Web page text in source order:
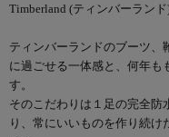
Timberland (ティンバーランド
ティンバーランドのブーツ、
に過ごせる一体感と、何年も
す。
そのこだわりは１足の完全防
り、常にいいものを作り続